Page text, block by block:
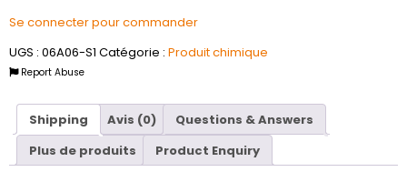
Se connecter pour commander
UGS : 06A06-S1 Catégorie : Produit chimique
Report Abuse
Shipping Avis (0)
Questions & Answers
Plus de produits
Product Enquiry